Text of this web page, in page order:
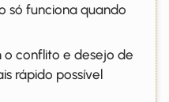
só funciona quando
conflito e desejo de
rápido possível